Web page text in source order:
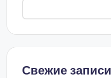
Свежие записи